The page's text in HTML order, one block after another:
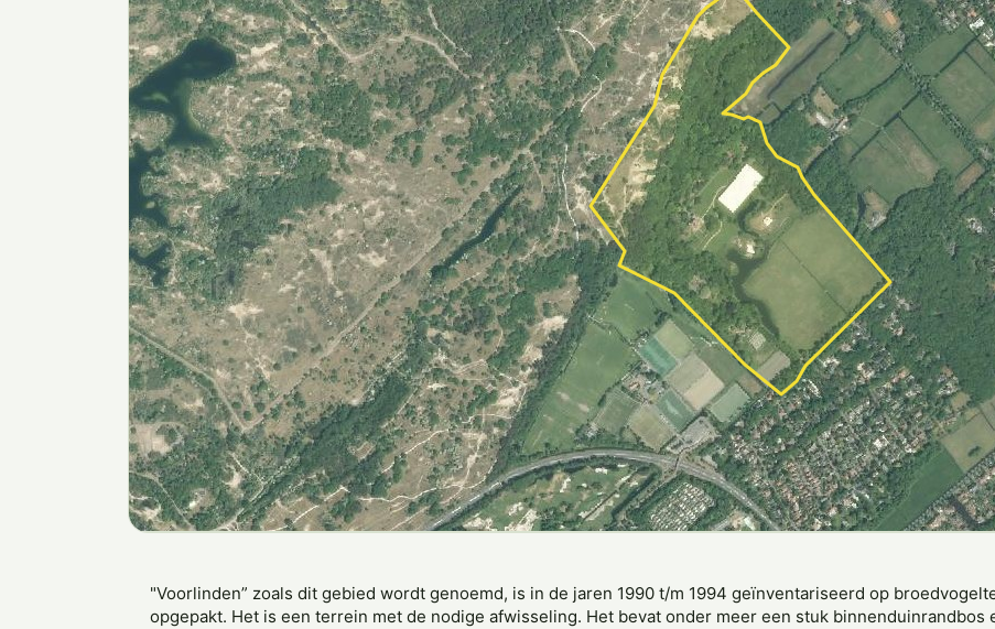
"Voorlinden” zoals dit gebied wordt genoemd, is in de jaren 1990 t/m 1994 geïnventariseerd op
opgepakt. Het is een terrein met de nodige afwisseling. Het bevat onder meer een stuk binnenduinrandbos